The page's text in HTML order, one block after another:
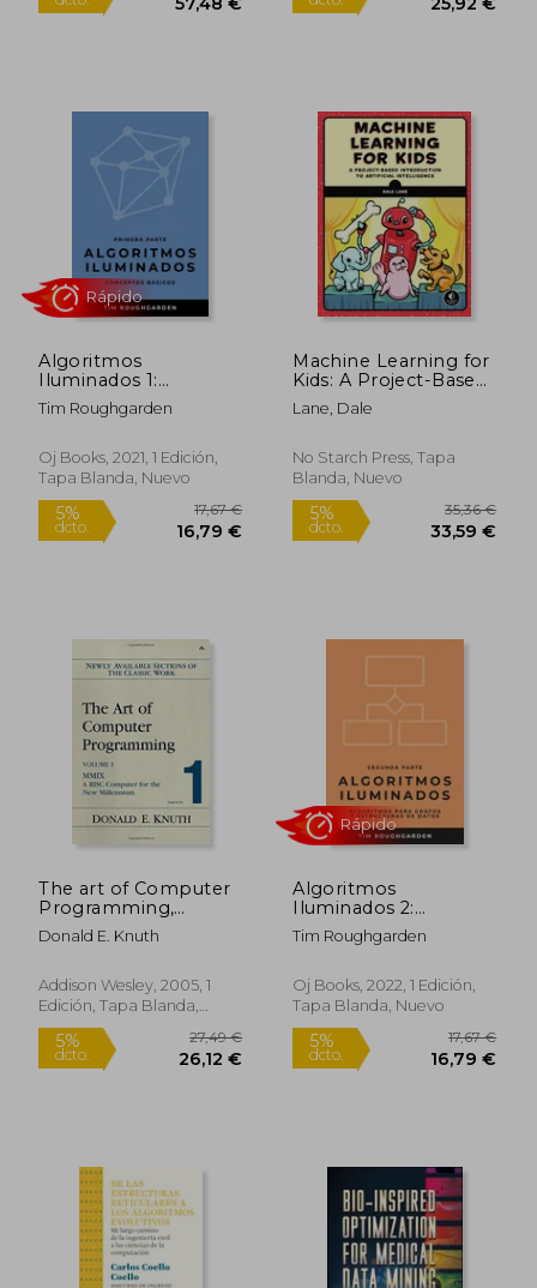
5% 60,50 € 5%
Algoritmos
Iluminados 1:
Conceptos básicos
Tim Roughgarden
Oj Books, 2021, 1 Edición,
Tapa Blanda, Nuevo
5%
dcto.
17,67 €
Rápido
Machine Learning for
Kids: A Project-Based
Introduction to
Artificial Intelligence
Lane, Dale
No Starch Press, Tapa
Blanda, Nuevo
5%
dcto.
The art of Computer
Programming,
Volume 1, Fascicle 1:
Mmix -- a Risc
new Millennium:
Fascicle 1 v. 1, (en
Donald E. Knuth
Addison Wesley, 2005, 1
Edición, Tapa Blanda,
Nuevo
Algoritmos
Iluminados 2:
Algoritmos Para
Grafos y Estructuras
Tim Roughgarden
Oj Books, 2022, 1 Edición,
Tapa Blanda, Nuevo
Rápido